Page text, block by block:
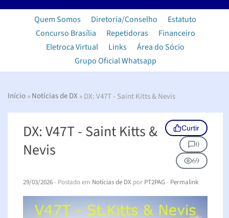
Quem Somos Diretoria/Conselho
Estatuto
Concurso Brasília
Repetidoras
Financeiro
Eletroca Virtual
Links
Área do Sócio
Grupo Oficial Whatsapp
Início»Notícias de DX» DX: V47T - Saint Kitts & Nevis
DX: V47T - Saint Kitts &
Nevis
Curtir
0
69
29/03/2026- Postado em Notícias de DX por PT2PAG - Permalink